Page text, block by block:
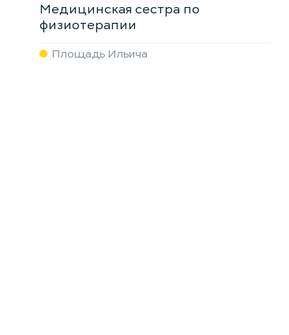
Медицинская сестра по
физиотерапии
Площадь Ильича